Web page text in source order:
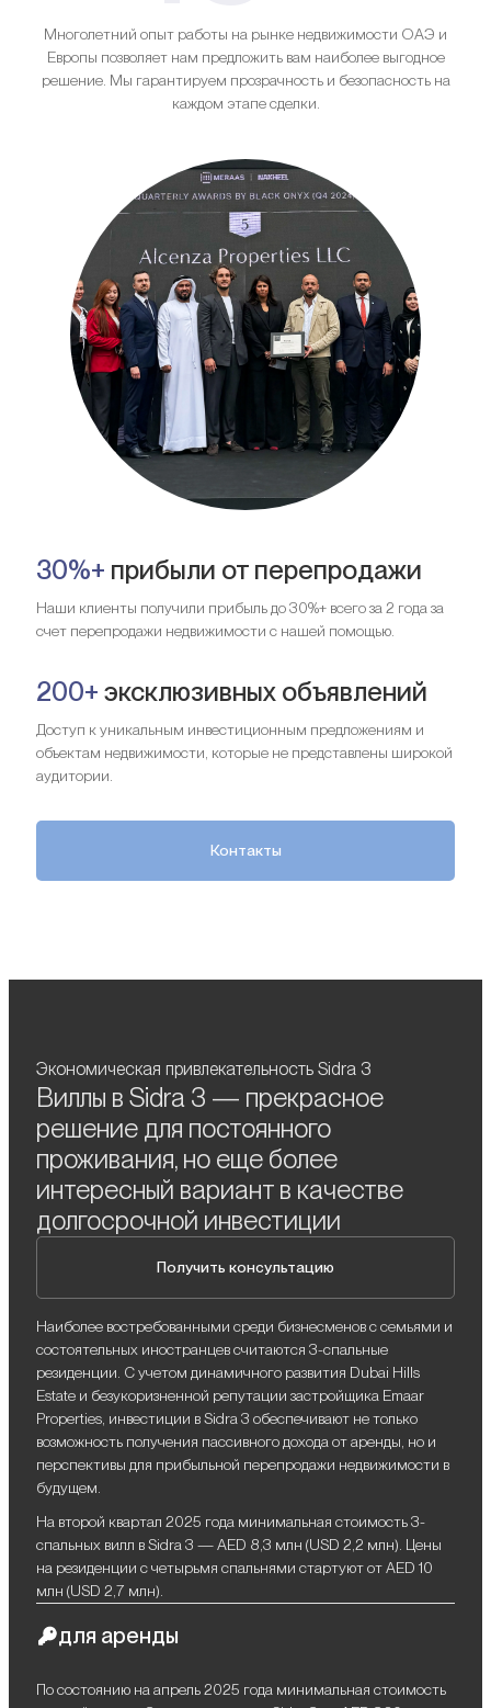
Многолетний опыт работы на рынке недвижимости ОАЭ и
Европы позволяет нам предложить вам наиболее выгодное
решение. Мы гарантируем прозрачность и безопасность на
каждом этапе сделки.
30%+ прибыли от перепродажи
Наши клиенты получили прибыль до 30%+ всего за 2 года за
счет перепродажи недвижимости с нашей помощью.
200+ эксклюзивных объявлений
Доступ к уникальным инвестиционным предложениям и
объектам недвижимости, которые не представлены широкой
аудитории.
Контакты
Экономическая привлекательность Sidra 3
Виллы в Sidra 3 — прекрасное
решение для постоянного
проживания, но еще более
интересный вариант в качестве
долгосрочной инвестиции
Получить консультацию
Наиболее востребованными среди бизнесменов с семьями и
состоятельных иностранцев считаются 3-спальные
резиденции. С учетом динамичного развития Dubai Hills
Estate и безукоризненной репутации застройщика Emaar
Properties, инвестиции в Sidra 3 обеспечивают не только
возможность получения пассивного дохода от аренды, но и
перспективы для прибыльной перепродажи недвижимости в
будущем.
На второй квартал 2025 года минимальная стоимость 3-
спальных вилл в Sidra 3 — AED 8,3 млн (USD 2,2 млн). Цены
на резиденции с четырьмя спальнями стартуют от AED 10
млн (USD 2,7 млн).
для аренды
По состоянию на апрель 2025 года минимальная стоимость